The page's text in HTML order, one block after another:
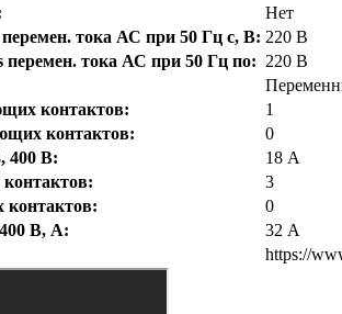
Нет
тока АС при 50 Гц с, В: 220 В
тока АС при 50 Гц по: 220 В
контактов:
1
контактов:
0
400 В:
18 А
3
0
В, А:
32 А
https://